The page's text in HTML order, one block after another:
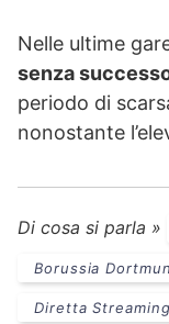
Nelle ultime
senza
periodo di
nonostante
Di cosa si parla »
Borussia
Diretta Streaming